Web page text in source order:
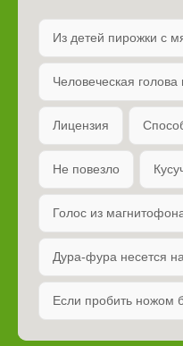
Из детей пирожки с
Человеческая голова
Лицензия
Не повезло
Голос из
Дура-фура несется
Если пробить ножом